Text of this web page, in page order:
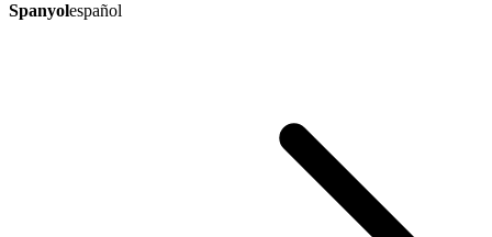
Spanyolespañol